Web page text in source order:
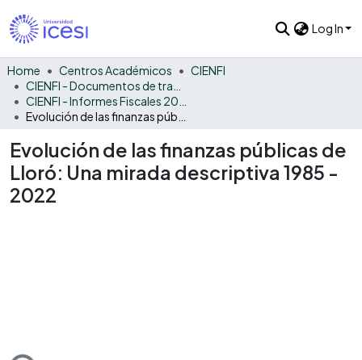
Log In
Home Centros Académicos
CIENFI
Evolución de las finanzas públicas de
Lloró: Una mirada descriptiva 1985 -
2022